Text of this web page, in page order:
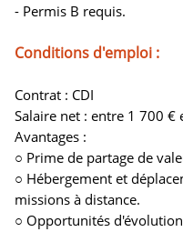
- Permis B requis.
Conditions d'emploi :
Contrat : CDI
Salaire net : entre 1 700 €
Avantages :
○ Prime de partage de
○ Hébergement et
missions à distance.
○ Opportunités d'évolution